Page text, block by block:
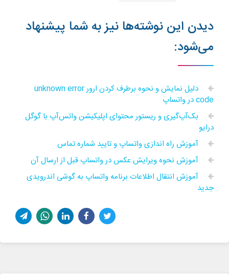
دیدن این نوشته‌ها نیز به شما پیشنهاد
می‌شود:
دلیل نمایش و نحوه برطرف کردن ارور unknown error
code در واتساپ
بک‌آپ‌گیری و ریستور محتوای اپلیکیشن واتس‌آپ با گوگل
درایو
آموزش راه اندازی واتساپ و تایید شماره تماس
آموزش نحوه ویرایش عکس در واتساپ قبل از ارسال آن
آموزش انتقال اطلاعات برنامه واتساپ به گوشی اندرویدی
جدید